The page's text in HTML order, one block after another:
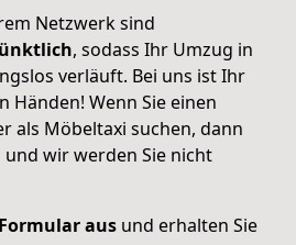
Netzwerk sind
, sodass Ihr Umzug in
verläuft. Bei uns ist Ihr
Händen! Wenn Sie einen
als Möbeltaxi suchen, dann
wir werden Sie nicht
aus und erhalten Sie